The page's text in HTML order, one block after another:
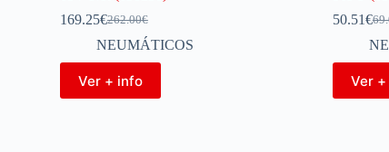
262.00€
169.25€
NEUMÁTICOS
Ver + info
50.51€
Ver